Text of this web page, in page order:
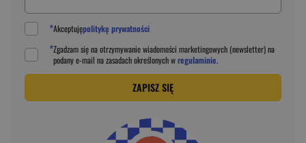
*Akceptujępolitykę prywatności
*Zgadzam się na otrzymywanie wiadomości marketingowych (newsletter) na
podanye-mail na zasadach określonych wregulaminie.
ZAPISZ SIĘ